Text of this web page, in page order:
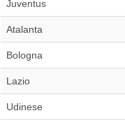
Juventus
Atalanta
Bologna
Lazio
Udinese